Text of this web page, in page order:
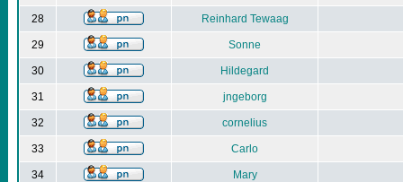
28 Reinhard Tewaag
29 Sonne
30 Hildegard
31 jngeborg
32 cornelius
33 Carlo
34 Mary